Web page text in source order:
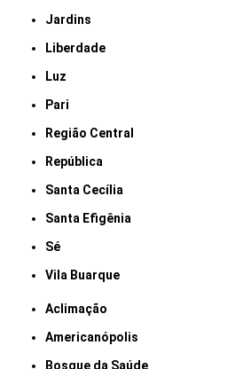
Jardins
Liberdade
Luz
Pari
Região Central
República
Santa Cecília
Santa Efigênia
Sé
Vila Buarque
Aclimação
Americanópolis
Bosque da Saúde